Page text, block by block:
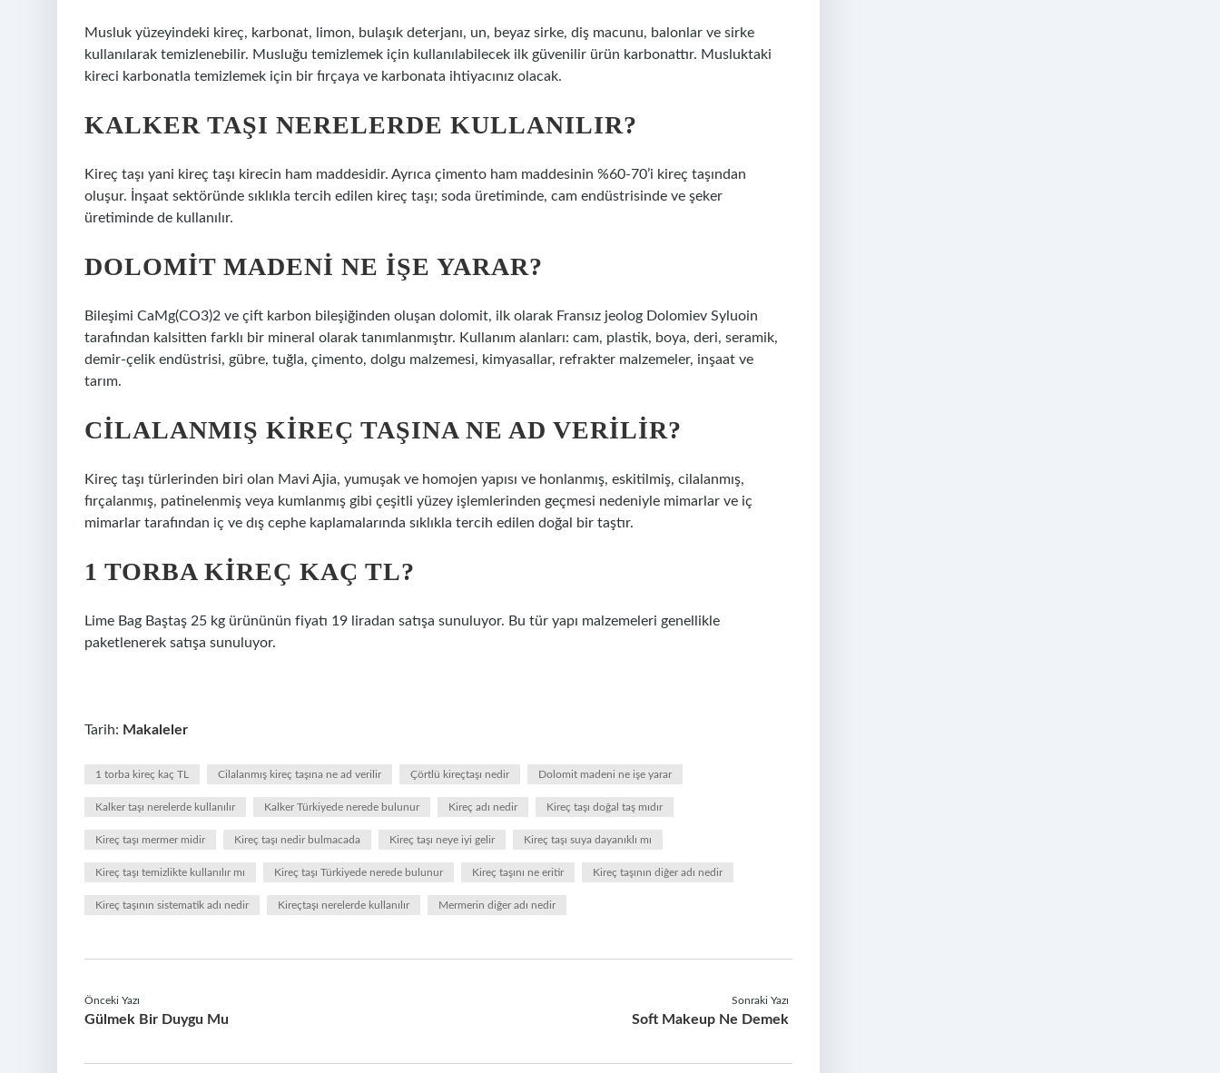
Musluk yüzeyindeki kireç, karbonat, limon, bulaşık deterjanı, un, beyaz sirke, diş macunu, balonlar ve sirke
kullanılarak temizlenebilir. Musluğu temizlemek için kullanılabilecek ilk güvenilir ürün karbonattır. Musluktaki
kireci karbonatla temizlemek için bir fırçaya ve karbonata ihtiyacınız olacak.
KALKER TAŞI NERELERDE KULLANILIR?
Kireç taşı yani kireç taşı kirecin ham maddesidir. Ayrıca çimento ham maddesinin %60-70’i kireç taşından
oluşur. İnşaat sektöründe sıklıkla tercih edilen kireç taşı; soda üretiminde, cam endüstrisinde ve şeker
üretiminde de kullanılır.
DOLOMIT MADENI NE IŞE YARAR?
Bileşimi CaMg(CO3)2 ve çift karbon bileşiğinden oluşan dolomit, ilk olarak Fransız jeolog Dolomiev Syluoin
tarafından kalsitten farklı bir mineral olarak tanımlanmıştır. Kullanım alanları: cam, plastik, boya, deri, seramik,
demir-çelik endüstrisi, gübre, tuğla, çimento, dolgu malzemesi, kimyasallar, refrakter malzemeler, inşaat ve
tarım.
CILALANMIŞ KIREÇ TAŞINA NE AD VERILIR?
Kireç taşı türlerinden biri olan Mavi Ajia, yumuşak ve homojen yapısı ve honlanmış, eskitilmiş, cilalanmış,
fırçalanmış, patinelenmiş veya kumlanmış gibi çeşitli yüzey işlemlerinden geçmesi nedeniyle mimarlar ve iç
mimarlar tarafından iç ve dış cephe kaplamalarında sıklıkla tercih edilen doğal bir taştır.
1 TORBA KIREÇ KAÇ TL?
Lime Bag Baştaş 25 kg ürününün fiyatı 19 liradan satışa sunuluyor. Bu tür yapı malzemeleri genellikle
paketlenerek satışa sunuluyor.
Tarih: Makaleler
1 torba kireç kaç TL Cilalanmış kireç taşına ne ad verilir Çörtlü kireçtaşı nedir Dolomit madeni ne işe yarar
Kalker taşı nerelerde kullanılır Kalker Türkiyede nerede bulunur Kireç adı nedir Kireç taşı doğal taş mıdır
Kireç taşı mermer midir Kireç taşı nedir bulmacada Kireç taşı neye iyi gelir Kireç taşı suya dayanıklı mı
Kireç taşı temizlikte kullanılır mı Kireç taşı Türkiyede nerede bulunur Kireç taşını ne eritir Kireç taşının diğer adı nedir
Kireç taşının sistematik adı nedir Kireçtaşı nerelerde kullanılır Mermerin diğer adı nedir
Önceki Yazı
Gülmek Bir Duygu Mu
Sonraki Yazı
Soft Makeup Ne Demek